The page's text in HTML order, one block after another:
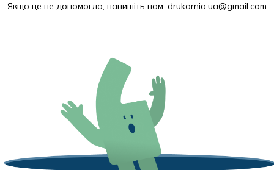
Якщо це не допомогло, напишіть нам: drukarnia.ua@gmail.com